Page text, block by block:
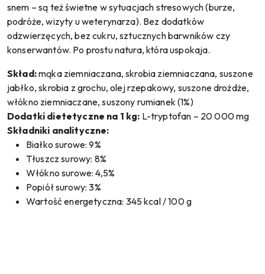
snem – są też świetne w sytuacjach stresowych (burze,
podróże, wizyty u weterynarza). Bez dodatków
odzwierzęcych, bez cukru, sztucznych barwników czy
konserwantów. Po prostu natura, która uspokaja.
Skład:mąka ziemniaczana, skrobia ziemniaczana, suszone
jabłko, skrobia z grochu, olej rzepakowy, suszone drożdże,
włókno ziemniaczane, suszony rumianek (1%)
Dodatki dietetyczne na 1 kg: L-tryptofan – 20 000 mg
Składniki analityczne:
Białko surowe: 9%
Tłuszcz surowy: 8%
Włókno surowe: 4,5%
Popiół surowy: 3%
Wartość energetyczna: 345 kcal / 100 g